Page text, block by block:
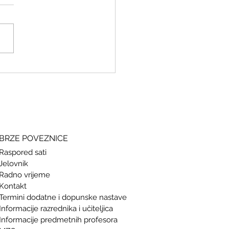
BRZE POVEZNICE
Raspored sati
Radno vrijeme
Kontakt
dodatne i dopunske nastave
Informacije razrednika i učiteljica
Informacije predmetnih profesora